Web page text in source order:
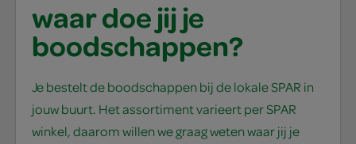
waar doe jij je
boodschappen?
Je bestelt de boodschappen bij de lokale SPAR in
jouw buurt. Het assortiment varieert per SPAR
winkel, daarom willen we graag weten waar jij je